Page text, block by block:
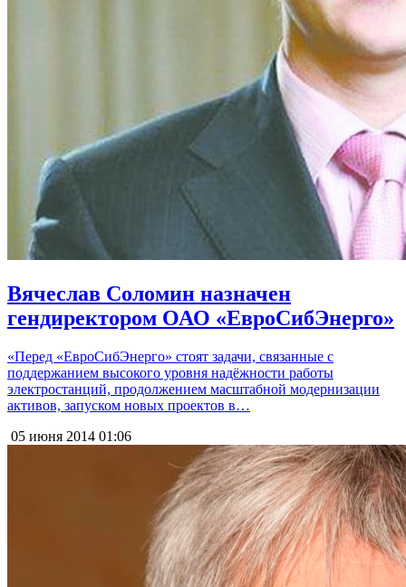
Вячеслав Соломин назначен
гендиректором ОАО «ЕвроСибЭнерго»
«Перед «ЕвроСибЭнерго» стоят задачи, связанные с
поддержанием высокого уровня надёжности работы
электростанций, продолжением масштабной модернизации
активов, запуском новых проектов в…
05 июня 2014 01:06